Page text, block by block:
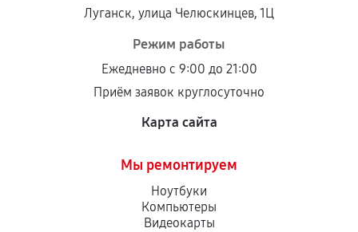
центром.
При этом гарантия на сами комплектующие
продавца. За качество сторонних деталей
сервисный центр ответственности не несет.
Луганск, улица Челюскинцев, 1Ц
Режим работы
Ежедневно с 9:00 до 21:00
Приём заявок круглосуточно
Карта сайта
Мы ремонтируем
Ноутбуки
Компьютеры
Видеокарты